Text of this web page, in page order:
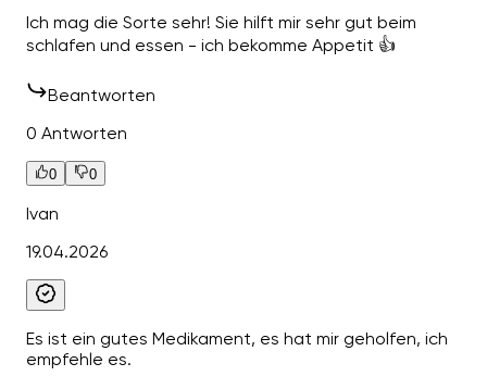
Ich mag die Sorte sehr! Sie hilft mir sehr gut beim
schlafen und essen - ich bekomme Appetit 👍
Beantworten
0 Antworten
0 0
Ivan
19.04.2026
Es ist ein gutes Medikament, es hat mir geholfen, ich
empfehle es.